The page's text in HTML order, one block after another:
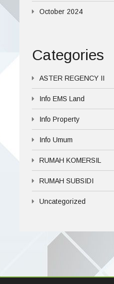
October 2024
Categories
ASTER REGENCY II
Info EMS Land
Info Property
Info Umum
RUMAH KOMERSIL
RUMAH SUBSIDI
Uncategorized